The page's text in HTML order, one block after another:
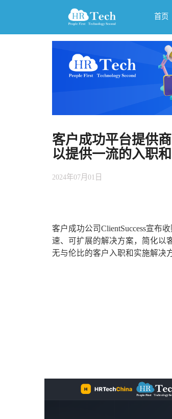
首页
客户成功平台提供
以提供一流的入职
2024年07月01日
客户成功公司ClientSuccess宣布
速、可扩展的解决方案，简化以
无与伦比的客户入职和实施解决